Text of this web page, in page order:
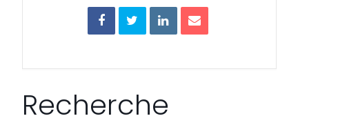
Recherche